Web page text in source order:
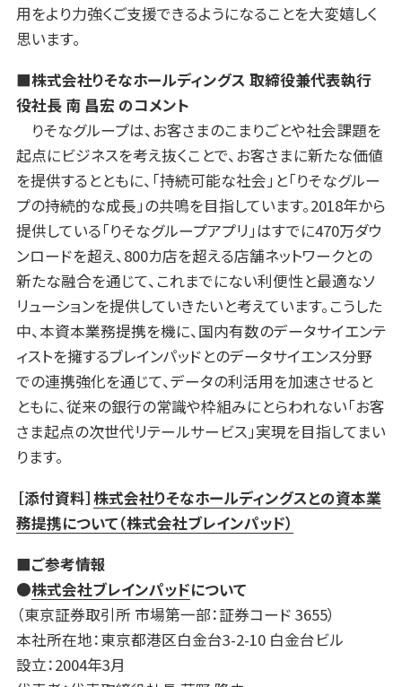
用をより力強くご支援できるようになることを大変嬉しく
思います。
■株式会社りそなホールディングス 取締役兼代表執行
役社長 南 昌宏 のコメント
りそなグループは、お客さまのこまりごとや社会課題を
起点にビジネスを考え抜くことで、お客さまに新たな価値
を提供するとともに、「持続可能な社会」と「りそなグルー
プの持続的な成長」の共鳴を目指しています。2018年から
提供している「りそなグループアプリ」はすでに470万ダウ
ンロードを超え、800カ店を超える店舗ネットワークとの
新たな融合を通じて、これまでにない利便性と最適なソ
リューションを提供していきたいと考えています。こうした
中、本資本業務提携を機に、国内有数のデータサイエンテ
ィストを擁するブレインパッドとのデータサイエンス分野
での連携強化を通じて、データの利活用を加速させると
ともに、従来の銀行の常識や枠組みにとらわれない「お客
さま起点の次世代リテールサービス」実現を目指してまい
ります。
［添付資料］株式会社りそなホールディングスとの資本業
務提携について（株式会社ブレインパッド）
■ご参考情報
●株式会社ブレインパッドについて
（東京証券取引所 市場第一部：証券コード 3655）
本社所在地：東京都港区白金台3-2-10 白金台ビル
設立：2004年3月